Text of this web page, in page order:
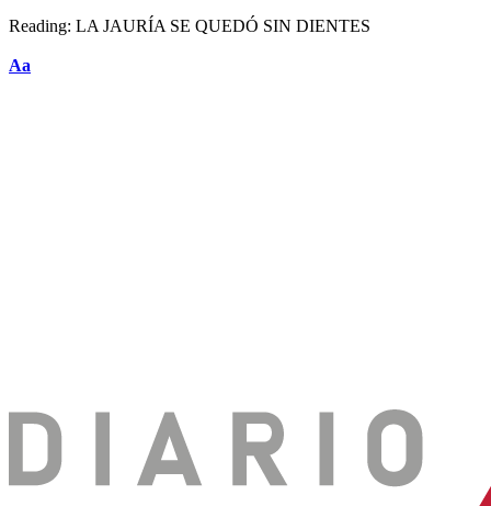
Reading: LA JAURÍA SE QUEDÓ SIN DIENTES
Aa